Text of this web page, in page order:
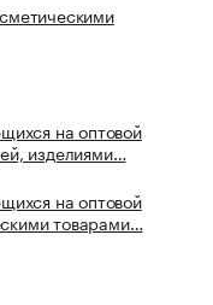
на оптовой
изделиями…
на оптовой
товарами…